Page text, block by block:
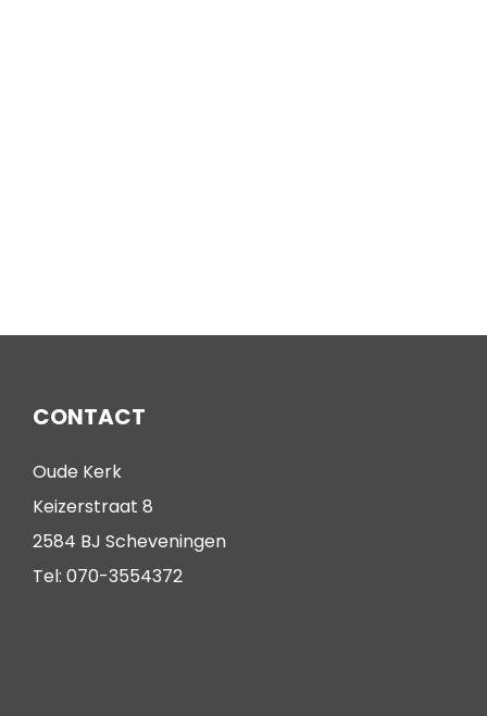
CONTACT
Oude Kerk
Keizerstraat 8
2584 BJ Scheveningen
Tel: 070-3554372